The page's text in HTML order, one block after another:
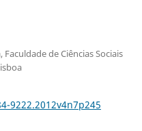
de Ciências Sociais
9222.2012v4n7p245